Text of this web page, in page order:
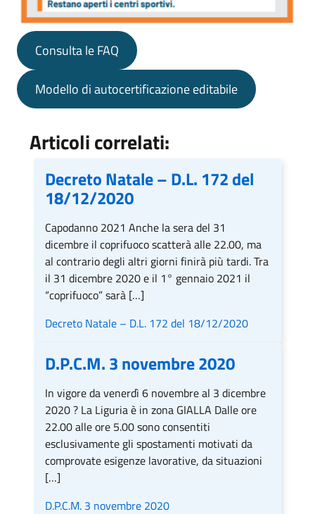
Consulta le FAQ
Modello di autocertificazione editabile
Articoli correlati:
Decreto Natale – D.L. 172 del
18/12/2020
Capodanno 2021 Anche la sera del 31
dicembre il coprifuoco scatterà alle 22.00, ma
al contrario degli altri giorni finirà più tardi. Tra
il 31 dicembre 2020 e il 1° gennaio 2021 il
“coprifuoco” sarà […]
Decreto Natale – D.L. 172 del 18/12/2020
D.P.C.M. 3 novembre 2020
In vigore da venerdì 6 novembre al 3 dicembre
2020 ? La Liguria è in zona GIALLA Dalle ore
22.00 alle ore 5.00 sono consentiti
esclusivamente gli spostamenti motivati da
comprovate esigenze lavorative, da situazioni
[…]
D.P.C.M. 3 novembre 2020